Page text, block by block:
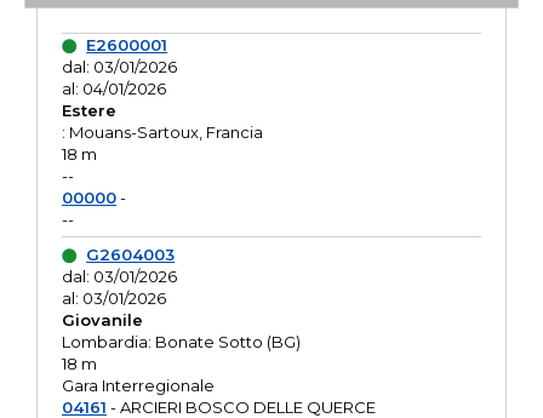
E2600001
dal: 03/01/2026
al: 04/01/2026
Estere
: Mouans-Sartoux, Francia
18 m
--
00000-
--
G2604003
dal: 03/01/2026
al: 03/01/2026
Giovanile
Lombardia: Bonate Sotto (BG)
18 m
Gara Interregionale
04161 - ARCIERI BOSCO DELLE QUERCE